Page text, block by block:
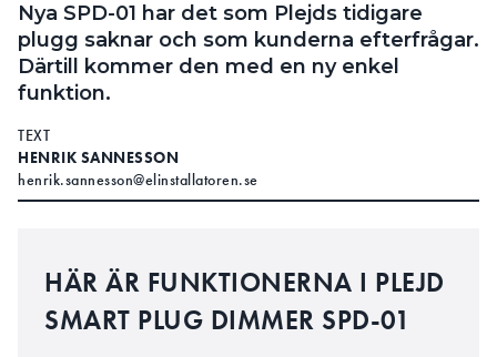
Nya SPD-01 har det som Plejds tidigare
plugg saknar och som kunderna efterfrågar.
Därtill kommer den med en ny enkel
funktion.
TEXT
HENRIK SANNESSON
henrik.sannesson@elinstallatoren.se
HÄR ÄR FUNKTIONERNA I PLEJD
SMART PLUG DIMMER SPD-01